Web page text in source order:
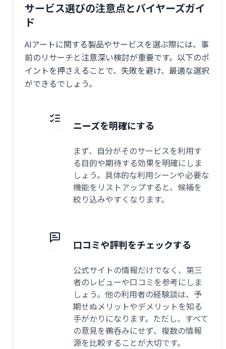
サービス選びの注意点とバイヤーズガイ
ド
AIアートに関する製品やサービスを選ぶ際には、事
前のリサーチと注意深い検討が重要です。以下のポ
イントを押さえることで、失敗を避け、最適な選択
ができるでしょう。
ニーズを明確にする
まず、自分がそのサービスを利用す
る目的や期待する効果を明確にしま
しょう。具体的な利用シーンや必要な
機能をリストアップすると、候補を
絞り込みやすくなります。
口コミや評判をチェックする
公式サイトの情報だけでなく、第三
者のレビューや口コミを参考にしま
しょう。他の利用者の経験談は、予
期せぬメリットやデメリットを知る
手がかりになります。ただし、すべて
の意見を鵜呑みにせず、複数の情報
源を比較することが大切です。